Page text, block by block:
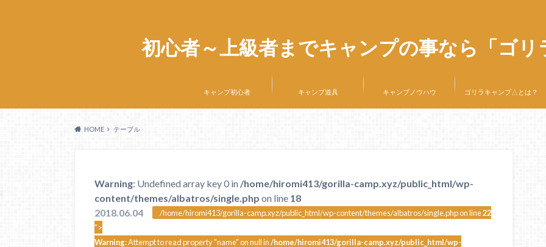
初心者～上級者までキャンプの事なら「ゴ
キャンプ初心者 キャンプ道具 キャンプノウハウ ゴリラキャンプ△とは？
HOME テーブル
Warning: Undefined array key 0 in /home/hiromi413/gorilla-camp.xyz/public_html/wp-
content/themes/albatros/single.php on line 18
2018.06.04
/home/hiromi413/gorilla-camp.xyz/public_html/wp-content/themes/albatros/single.php on line22
">
Warning: Attempt to read property "name" on null in/home/hiromi413/gorilla-camp.xyz/public_html/wp-